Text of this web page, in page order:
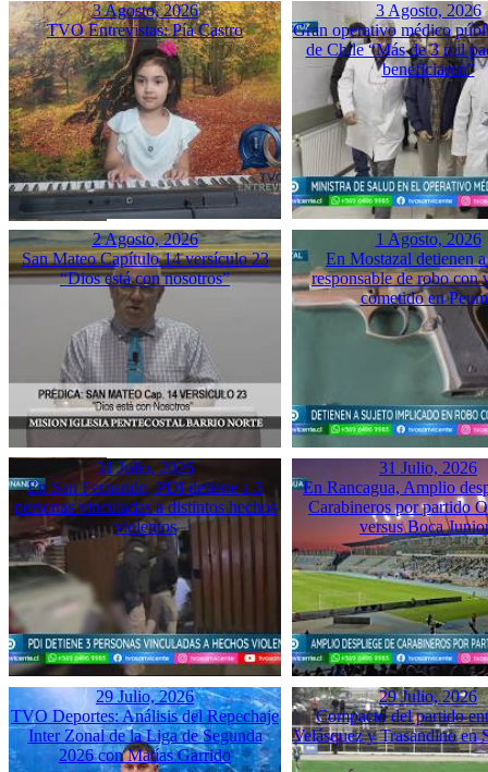
3 Agosto, 2026
TVO Entrevistas: Pía Castro
3 Agosto, 2026
Gran operativo médico
de Chile “Más de 3 mil
beneficiaron”
2 Agosto, 2026
San Mateo Capítulo 14 versículo 23
“Dios está con nosotros”
1 Agosto, 2026
En Mostazal detienen
responsable de robo con
cometido en
31 Julio, 2026
En San Fernando, PDI detiene a 3
personas vinculadas a distintos hechos
violentos
31 Julio, 2026
En Rancagua, Amplio
Carabineros por partido
versus Boca
29 Julio, 2026
TVO Deportes: Análisis del Repechaje
Inter Zonal de la Liga de Segunda
2026 con Matías Garrido
29 Julio, 2026
Compacto del partido
Velásquez y Trasandino en